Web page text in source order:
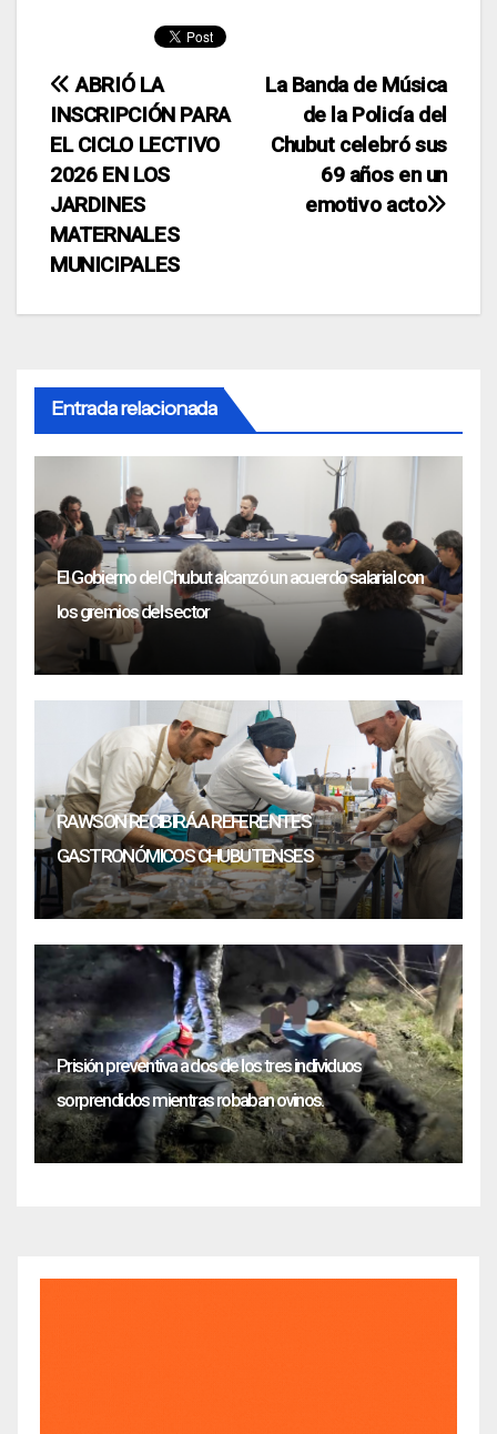
Navegación
de
entradas
La Banda de Música
de la Policía del
Chubut celebró sus
69 años en un
emotivo acto
ABRIÓ LA
INSCRIPCIÓN PARA
EL CICLO LECTIVO
2026 EN LOS
JARDINES
MATERNALES
MUNICIPALES
Entrada relacionada
El Gobierno del Chubut alcanzó un acuerdo salarial con
los gremios del sector
RAWSON RECIBIRÁ A REFERENTES
GASTRONÓMICOS CHUBUTENSES
Prisión preventiva a dos de los tres individuos
sorprendidos mientras robaban ovinos.